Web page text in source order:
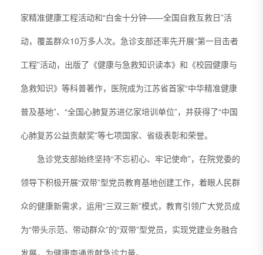
家精准健康工程活动和“白金十分钟——全国自救互救日”活
动，覆盖群众10万多人次。急诊支部还率先开展“第一目击者
工程”活动，出版了《健康与急救知识读本》和《校园健康与
急救知识》等科普著作，医院成为江苏省首家“中华精准健康
普及基地”、“全国心肺复苏进亿家培训单位”，并获得了“中国
心肺复苏公益贡献奖”等七项国家、省级表彰和荣誉。
急诊党支部始终坚持“不忘初心、牢记使命”，在院党委的
领导下积极开展“双带”型党员教育基地创建工作，着眼人民群
众的健康新需求，运用“三双三新”模式，教育引领广大党员成
为“带头示范、带动群众”的“双带”型党员，实现党建业务融合
发展，为健康南通贡献急诊力量。